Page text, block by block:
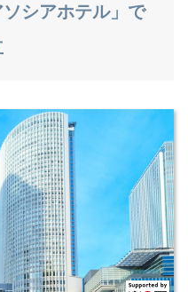
ソシアホテル」で